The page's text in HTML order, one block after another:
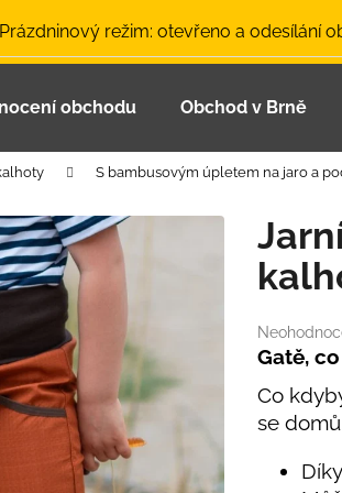
režim: otevřeno a odesílání
obchodu Obchod v Brně
S bambusovým úpletem na jaro a
Průměrné
hodnocení
je
0,0
z
hvězdiček.
Gatě,
Co
se domů
Co potřebujete najít?
Doporučujeme
LETNÍ ČEPICE UV 30 SVĚTLE MODRÁ